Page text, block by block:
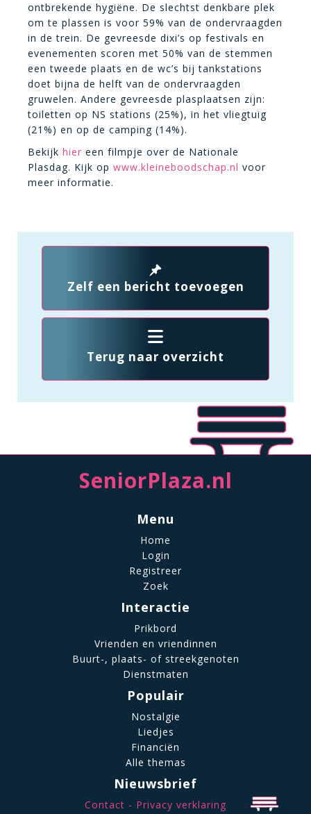
ontbrekende hygiëne. De slechtst denkbare plek
om te plassen is voor 59% van de ondervraagden
in de trein. De gevreesde dixi’s op festivals en
evenementen scoren met 50% van de stemmen
een tweede plaats en de wc’s bij tankstations
doet bijna de helft van de ondervraagden
gruwelen. Andere gevreesde plasplaatsen zijn:
toiletten op NS stations (25%), in het vliegtuig
(21%) en op de camping (14%).
Bekijk hier een filmpje over de Nationale
Plasdag. Kijk op www.kleineboodschap.nl voor
meer informatie.
Zelf een bericht toevoegen
Terug naar overzicht
SeniorPlaza.nl
Menu
Home
Login
Registreer
Zoek
Interactie
Prikbord
Vrienden en vriendinnen
Buurt-, plaats- of streekgenoten
Dienstmaten
Populair
Nostalgie
Liedjes
Financiën
Alle themas
Nieuwsbrief
Contact
Privacy verklaring